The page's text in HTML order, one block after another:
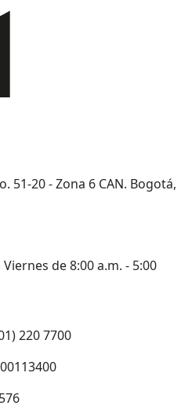
51-20 - Zona 6 CAN. Bogotá,
de 8:00 a.m. - 5:00
220 7700